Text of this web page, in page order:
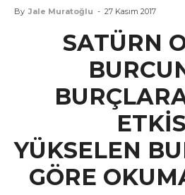
By Jale Muratoğlu - 27 Kasım 2017
SATÜRN
YÜKSELEN
GÖRE